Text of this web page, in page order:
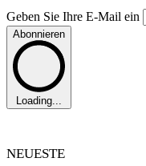
Geben Sie Ihre E-Mail ein
Abonnieren
Loading...
NEUESTE